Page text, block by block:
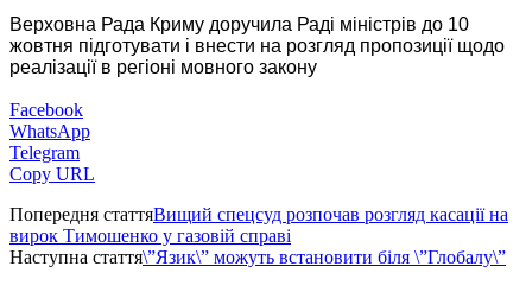
Верховна Рада Криму доручила Раді міністрів до 10
жовтня підготувати і внести на розгляд пропозиції щодо
реалізації в регіоні мовного закону
Facebook
WhatsApp
Telegram
Copy URL
Попередня статтяВищий спецсуд розпочав розгляд касації на
вирок Тимошенко у газовій справі
Наступна стаття\”Язик\” можуть встановити біля \”Глобалу\”